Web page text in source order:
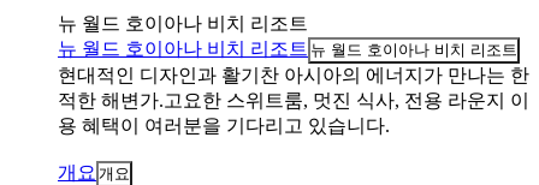
뉴 월드 호이아나 비치 리조트
뉴 월드 호이아나 비치 리조트 뉴 월드 호이아나 비치 리조트
현대적인 디자인과 활기찬 아시아의 에너지가 만나는 한
적한 해변가.고요한 스위트룸, 멋진 식사, 전용 라운지 이
용 혜택이 여러분을 기다리고 있습니다.
개요 개요